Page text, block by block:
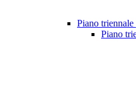
Piano
Piano